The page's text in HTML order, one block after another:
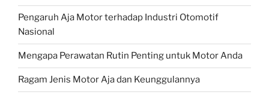
Pengaruh Aja Motor terhadap Industri Otomotif
Nasional
Mengapa Perawatan Rutin Penting untuk Motor Anda
Ragam Jenis Motor Aja dan Keunggulannya